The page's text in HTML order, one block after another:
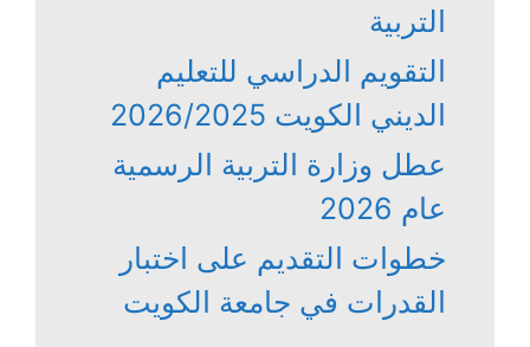
التربية
التقويم الدراسي للتعليم
الديني الكويت 2026/2025
عطل وزارة التربية الرسمية
عام 2026
خطوات التقديم على اختبار
القدرات في جامعة الكويت